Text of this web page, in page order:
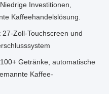
Investitionen,
Kaffeehandelslösung.
Zoll-Touchscreen und
Getränke, automatische
Kaffee-